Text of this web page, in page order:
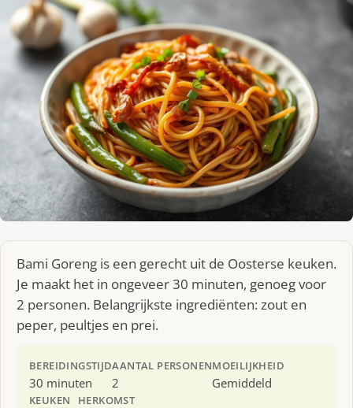
Bami Goreng is een gerecht uit de Oosterse keuken.
Je maakt het in ongeveer 30 minuten, genoeg voor
2 personen. Belangrijkste ingrediënten: zout en
peper, peultjes en prei.
BEREIDINGSTIJD
30 minuten
AANTAL PERSONEN
2
MOEILIJKHEID
Gemiddeld
KEUKEN HERKOMST